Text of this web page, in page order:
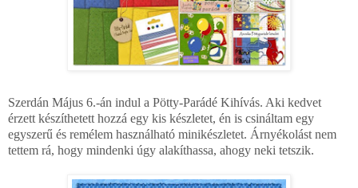
Szerdán Május 6.-án indul a Pötty-Parádé Kihívás. Aki kedvet
érzett készíthetett hozzá egy kis készletet, én is csináltam egy
egyszerű és remélem használható minikészletet. Árnyékolást nem
tettem rá, hogy mindenki úgy alakíthassa, ahogy neki tetszik.